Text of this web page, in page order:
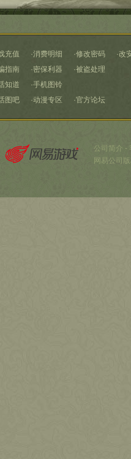
充值 ·消费明细 ·修改密码 ·改
指南 ·密保利器 ·被盗处理
知道 ·手机图铃
图吧 ·动漫专区 ·官方论坛
公司简介 -
网易公司